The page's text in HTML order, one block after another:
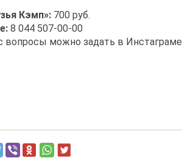
Кэмп»: 700 руб.
8 044 507-00-00
можно задать в Инстаграме